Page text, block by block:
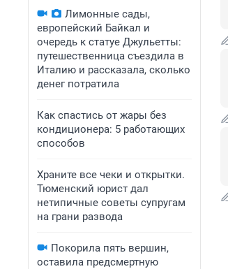
Лимонные сады,
европейский Байкал и
очередь к статуе Джульетты:
путешественница съездила в
Италию и рассказала, сколько
денег потратила
Как спастись от жары без
кондиционера: 5 работающих
способов
Храните все чеки и открытки.
Тюменский юрист дал
нетипичные советы супругам
на грани развода
Покорила пять вершин,
оставила предсмертную